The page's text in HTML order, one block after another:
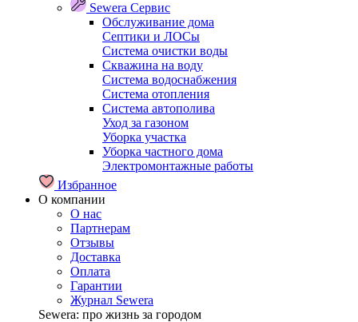
Sewera Сервис
Обслуживание дома
Септики и ЛОСы
Система очистки воды
Скважина на воду
Система водоснабжения
Система отопления
Система автополива
Уход за газоном
Уборка участка
Уборка частного дома
Электромонтажные работы
Избранное
О компании
О нас
Партнерам
Отзывы
Доставка
Оплата
Гарантии
Журнал Sewera
Sewera: про жизнь за городом